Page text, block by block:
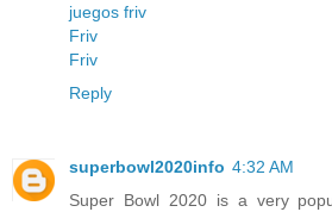
juegos friv
Friv
Friv
Reply
superbowl2020info 4:32 AM
Super Bowl 2020 is a very